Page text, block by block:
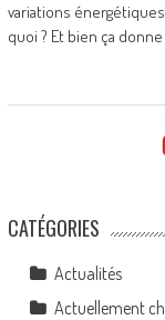
variations
quoi ? Et bien ça donne
CATÉGORIES
Actualités
Actuellement